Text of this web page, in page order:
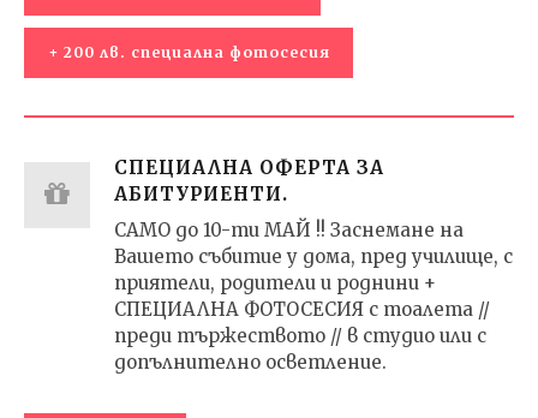
+ 200 лв. специална фотосесия
СПЕЦИАЛНА ОФЕРТА ЗА
АБИТУРИЕНТИ.
САМО до 10-ти МАЙ !! Заснемане на
Вашето събитие у дома, пред училище, с
приятели, родители и роднини +
СПЕЦИАЛНА ФОТОСЕСИЯ с тоалета //
преди тържеството // в студио или с
допълнително осветление.